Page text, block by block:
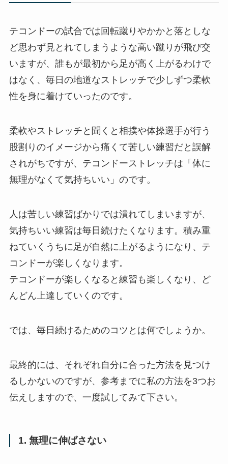
テコンドーの試合では回転蹴りやかかと落としな
ど思わず見とれてしまうような高い蹴りが飛び交
いますが、誰もが最初から足が高く上がるわけで
はなく、毎日の地道なストレッチで少しずつ柔軟
性を身に着けていったのです。
柔軟やストレッチと聞くと相撲や体操選手が行う
股割りのイメージから痛くて苦しい練習だと誤解
されがちですが、テコンドーストレッチは「体に
無理がなくて気持ちいい」のです。
人は苦しい練習ばかりでは潰れてしまいますが、
気持ちいい練習は毎日続けたくなります。積み重
ねていくうちに足が自然に上がるようになり、テ
コンドーが楽しくなります。
テコンドーが楽しくなると練習も楽しくなり、ど
んどん上達していくのです。
では、毎日続けるためのコツとは何でしょうか。
最終的には、それぞれ自分に合った方法を見つけ
るしかないのですが、参考までに私の方法を3つお
伝えしますので、一度試してみて下さい。
1. 無理に伸ばさない